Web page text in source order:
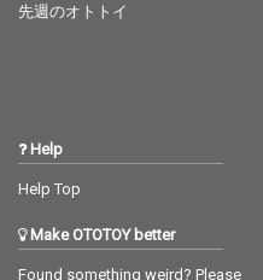
慧（セカイイチ）とい
多彩なゲストを迎え、
タケウチカズタケが、
次の10年で目指す場所
へと繋がる重要な作
品、 これが生誕50周年
の2025年にリリースと
先週のオトトイ
Help
Help Top
Make OTOTOY better
Found something weird? Please